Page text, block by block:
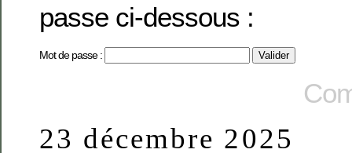
passe ci-dessous :
Mot de passe :
23 décembre 2025